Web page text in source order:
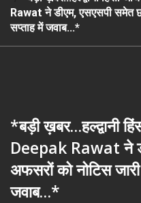
Rawat ने डीएम, एसएसपी समेत
सप्ताह में जवाब…*
*बड़ी ख़बर…हल्द्वानी
Deepak Rawat ने
अफसरों को नोटिस
जवाब…*